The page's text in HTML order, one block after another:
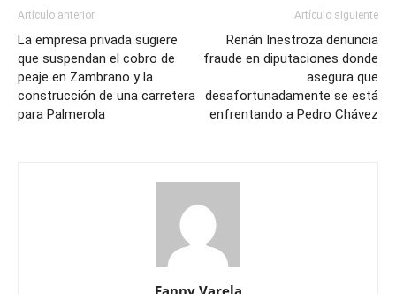
Artículo anterior
La empresa privada sugiere
que suspendan el cobro de
peaje en Zambrano y la
construcción de una carretera
para Palmerola
Artículo siguiente
Renán Inestroza denuncia
fraude en diputaciones donde
asegura que
desafortunadamente se está
enfrentando a Pedro Chávez
Fanny Varela